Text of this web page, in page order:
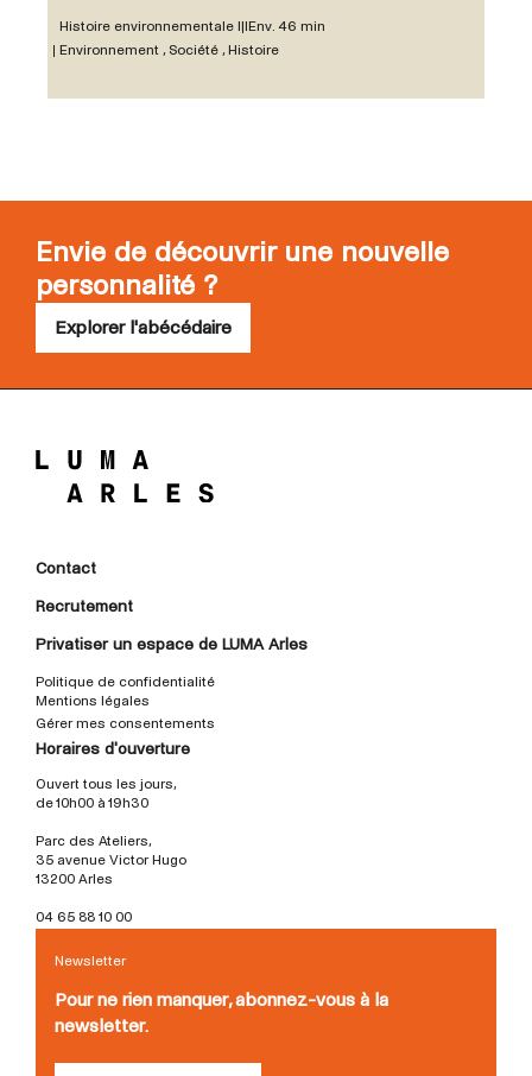
Histoire environnementale III
Env. 46 min
Environnement , Société , Histoire
Envie de découvrir une nouvelle
personnalité ?
Explorer l'abécédaire
Contact
Recrutement
Privatiser un espace de LUMA Arles
Politique de confidentialité
Mentions légales
Gérer mes consentements
Horaires d'ouverture
Ouvert tous les jours,
de 10h00 à 19h30
Parc des Ateliers,
35 avenue Victor Hugo
13200 Arles
04 65 88 10 00
Newsletter
Pour ne rien manquer, abonnez-vous à la
newsletter.